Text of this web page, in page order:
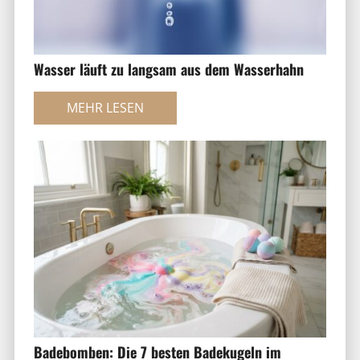
Wasser läuft zu langsam aus dem Wasserhahn
MEHR LESEN
Badebomben: Die 7 besten Badekugeln im